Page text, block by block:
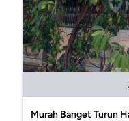
Murah Banget Turun